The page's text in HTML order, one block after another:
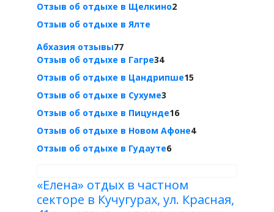
Отзыв об отдыхе в Щелкино2
Отзыв об отдыхе в Ялте
Абхазия отзывы77
Отзыв об отдыхе в Гагре34
Отзыв об отдыхе в Цандрипше15
Отзыв об отдыхе в Сухуме3
Отзыв об отдыхе в Пицунде16
Отзыв об отдыхе в Новом Афоне4
Отзыв об отдыхе в Гудауте6
«Елена» отдых в частном
секторе в Кучугурах, ул. Красная,